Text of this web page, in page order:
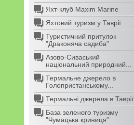
Яхт-клуб Maxim Marine
Яхтовий туризм у Таврії
Туристичний притулок
"Драконяча садиба"
Азово-Сиваський
національний природний...
Термальне джерело в
Голопристанському...
Термальні джерела в Таврії
База зеленого туризму
"Чумацька криниця"